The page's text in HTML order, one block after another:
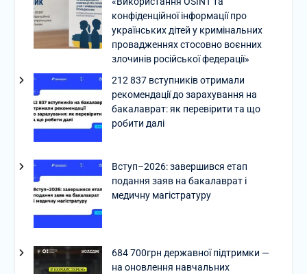
конфіденційної інформації про
українських дітей у кримінальних
провадженнях стосовно воєнних
злочинів російської федерації»
212 837 вступників отримали
рекомендації до зарахування на
бакалаврат: як перевірити та що
робити далі
Вступ–2026: завершився етап
подання заяв на бакалаврат і
медичну магістратуру
684 700грн державної підтримки —
на оновлення навчальних